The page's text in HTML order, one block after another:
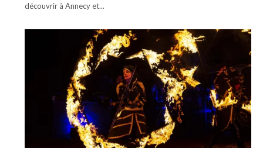
découvrir à Annecy et...